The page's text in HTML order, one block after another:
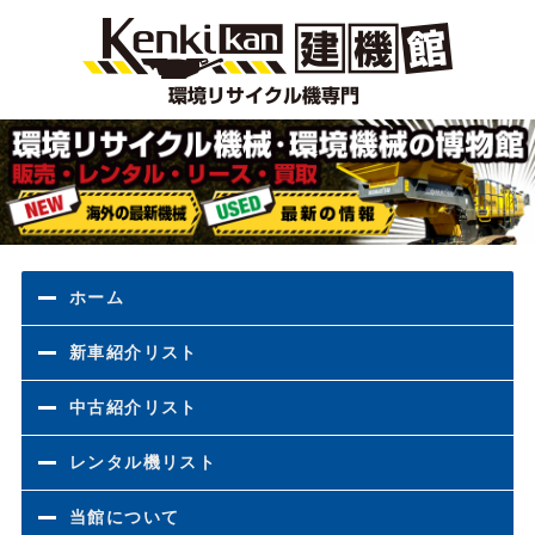
ホーム
新車紹介リスト
中古紹介リスト
レンタル機リスト
当館について